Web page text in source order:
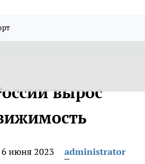
вырос
6 июня 2023
administrator